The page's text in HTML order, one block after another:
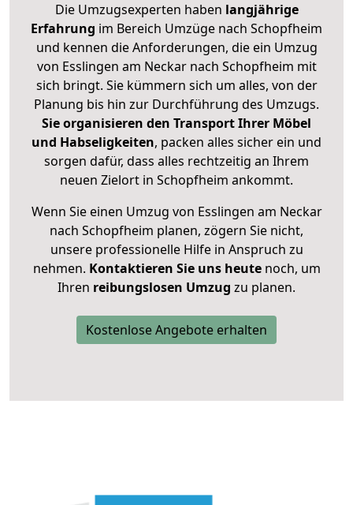
Die Umzugsexperten haben langjährige
Erfahrung im Bereich Umzüge nach Schopfheim
und kennen die Anforderungen, die ein Umzug
von Esslingen am Neckar nach Schopfheim mit
sich bringt. Sie kümmern sich um alles, von der
Planung bis hin zur Durchführung des Umzugs.
Sie organisieren den Transport Ihrer Möbel
und Habseligkeiten, packen alles sicher ein und
sorgen dafür, dass alles rechtzeitig an Ihrem
neuen Zielort in Schopfheim ankommt.
Wenn Sie einen Umzug von Esslingen am Neckar
nach Schopfheim planen, zögern Sie nicht,
unsere professionelle Hilfe in Anspruch zu
nehmen. Kontaktieren Sie uns heutenoch, um
Ihren reibungslosen Umzug zu planen.
Kostenlose Angebote erhalten